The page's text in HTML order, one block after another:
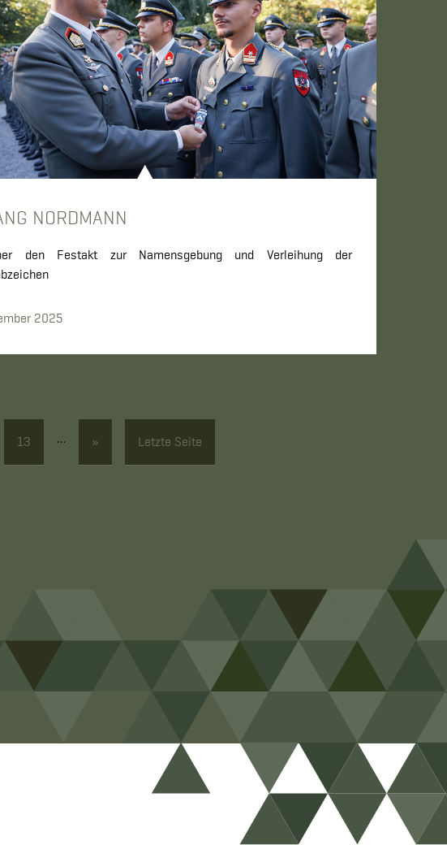
NORDMANN
den Festakt zur Namensgebung und Verleihung der
2025
13 … » Letzte Seite